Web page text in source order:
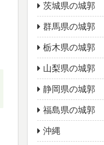
茨城県の城郭
群馬県の城郭
栃木県の城郭
山梨県の城郭
静岡県の城郭
福島県の城郭
沖縄